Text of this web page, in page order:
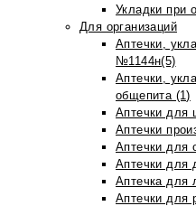
Укладки при
Для организаций
Аптечки,
№1144н(5)
Аптечки,
общепита (1)
Аптечки для
Аптечки
Аптечки для
Аптечки для
Аптечка для
Аптечки для